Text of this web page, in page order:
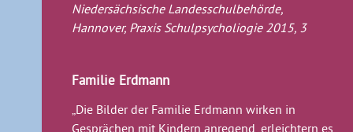
Niedersächsische Landesschulbehörde,
Hannover, Praxis Schulpsycholiogie 2015, 3
Familie Erdmann
„Die Bilder der Familie Erdmann wirken in
Gesprächen mit Kindern anregend, erleichtern es